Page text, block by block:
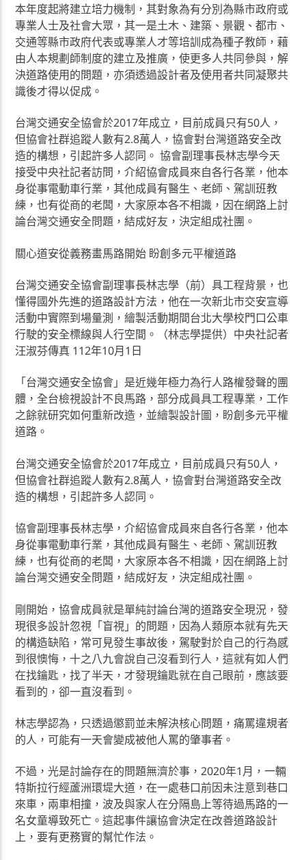
本年度起將建立培力機制，其對象為有分別為縣市政府或
專業人士及社會大眾，其一是土木、建築、景觀、都市、
交通等縣市政府代表或專業人才等培訓成為種子教師，藉
由人本規劃師制度的建立及推廣，使更多人共同參與，解
決道路使用的問題，亦須透過設計者及使用者共同凝聚共
識後才得以促成。
台灣交通安全協會於2017年成立，目前成員只有50人，
但協會社群追蹤人數有2.8萬人，協會對台灣道路安全改
造的構想，引起許多人認同。 協會副理事長林志學今天
接受中央社記者訪問，介紹協會成員來自各行各業，他本
身從事電動車行業，其他成員有醫生、老師、駕訓班教
練，也有從商的老闆，大家原本各不相識，因在網路上討
論台灣交通安全問題，結成好友，決定組成社團。
關心道安從義務畫馬路開始 盼創多元平權道路
台灣交通安全協會副理事長林志學（前）具工程背景，也
懂得國外先進的道路設計方法，他在一次新北市交安宣導
活動中實際到場量測，繪製活動期間台北大學校門口公車
行駛的安全標線與人行空間。（林志學提供）中央社記者
汪淑芬傳真 112年10月1日
「台灣交通安全協會」是近幾年極力為行人路權發聲的團
體，全台檢視設計不良馬路，部分成員具工程專業，工作
之餘就研究如何重新改造，並繪製設計圖，盼創多元平權
道路。
台灣交通安全協會於2017年成立，目前成員只有50人，
但協會社群追蹤人數有2.8萬人，協會對台灣道路安全改
造的構想，引起許多人認同。
協會副理事長林志學，介紹協會成員來自各行各業，他本
身從事電動車行業，其他成員有醫生、老師、駕訓班教
練，也有從商的老闆，大家原本各不相識，因在網路上討
論台灣交通安全問題，結成好友，決定組成社團。
剛開始，協會成員就是單純討論台灣的道路安全現況，發
現很多設計忽視「盲視」的問題，因為人類原本就有先天
的構造缺陷，常可見發生事故後，駕駛對於自己的行為感
到很懊悔，十之八九會說自己沒看到行人，這就有如人們
在找鑰匙，找了半天，才發現鑰匙就在自己眼前，應該要
看到的，卻一直沒看到。
林志學認為，只透過懲罰並未解決核心問題，痛罵違規者
的人，可能有一天會變成被他人罵的肇事者。
不過，光是討論存在的問題無濟於事，2020年1月，一輛
特斯拉行經蘆洲環堤大道，在一處巷口前因未注意到巷口
來車，兩車相撞，波及與家人在分隔島上等待過馬路的一
名女童導致死亡。這起事件讓協會決定在改善道路設計
上，要有更務實的幫忙作法。